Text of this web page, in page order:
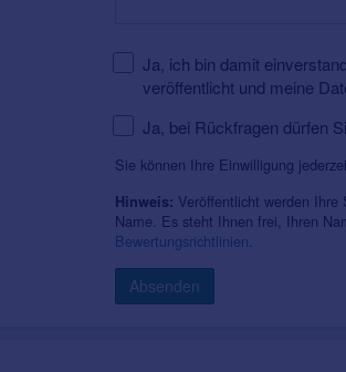
Ja, ich bin damit
veröffentlicht und meine
Ja, bei Rückfragen dürfen
Sie können Ihre Einwilligung
Hinweis: Veröffentlicht werden
Name. Es steht Ihnen frei, Ihren
Bewertungsrichtlinien.
Absenden